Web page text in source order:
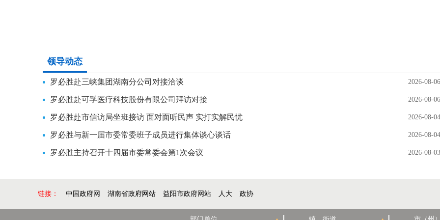
领导动态
罗必胜赴三峡集团湖南分公司对接洽谈 2026-08-06
罗必胜赴可孚医疗科技股份有限公司拜访对接 2026-08-06
罗必胜赴市信访局坐班接访 面对面听民声 实打实解民忧 2026-08-04
罗必胜与新一届市委常委班子成员进行集体谈心谈话 2026-08-04
罗必胜主持召开十四届市委常委会第1次会议 2026-08-03
链接： 中国政府网 湖南省政府网站 益阳市政府网站 人大 政协